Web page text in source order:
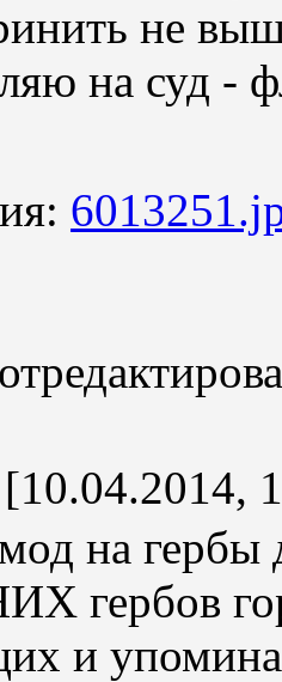
не
на суд -
[10.04.2014,
на гербы
гербов
и